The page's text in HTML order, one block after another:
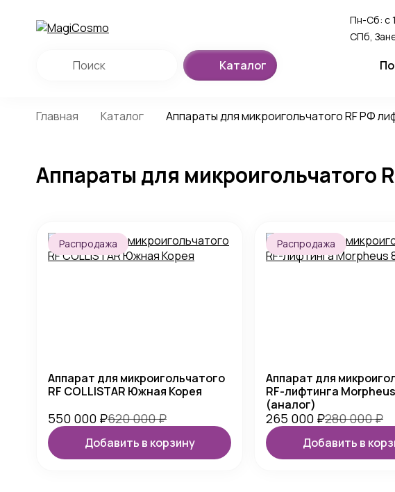
Пн-Сб: с
СПб,
Каталог
Главная Каталог Аппараты для микроигольчатого RF РФ
Аппараты для микроигольчатого
Распродажа
Аппарат для микроигольчатого
RF COLLISTAR Южная Корея
550 000 ₽620 000₽
Добавить в корзину
Распродажа
Аппарат для
RF-лифтинга
(аналог)
265 000 ₽280 000₽
Добавить в